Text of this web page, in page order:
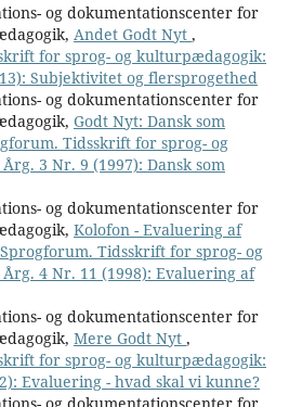
og dokumentationscenter for
Andet Godt Nyt ,
for sprog- og kulturpædagogik:
Subjektivitet og flersprogethed
og dokumentationscenter for
Godt Nyt: Dansk som
Tidsskrift for sprog- og
3 Nr. 9 (1997): Dansk som
og dokumentationscenter for
Kolofon - Evaluering af
Sprogforum. Tidsskrift for sprog- og
4 Nr. 11 (1998): Evaluering af
og dokumentationscenter for
Mere Godt Nyt ,
for sprog- og kulturpædagogik:
Evaluering - hvad skal vi kunne?